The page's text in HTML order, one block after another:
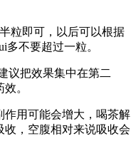
粒即可，以后可以根据
不要超过一粒。
议把效果集中在第二
。
作用可能会增大，喝茶解
，空腹相对来说吸收会